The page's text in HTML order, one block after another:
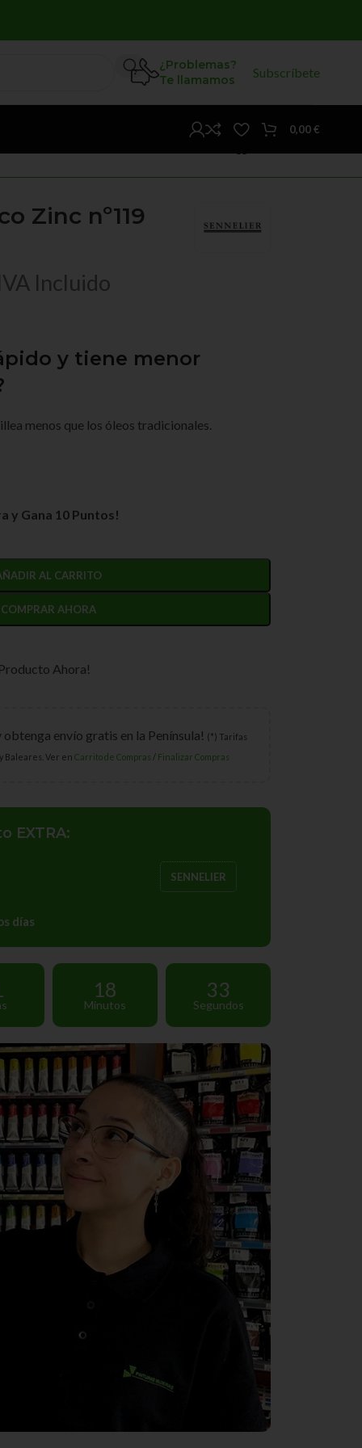
¿Problemas?
Te llamamos
Subscríbete
0,00€
Zinc nº119
Incluido
y tiene menor
menos que los óleos tradicionales.
y Gana 10 Puntos!
AL CARRITO
COMPRAR AHORA
Ahora!
envío gratis en la Península! (*) Tarifas
Baleares. Ver en Carrito de Compras / Finalizar Compras
EXTRA:
días
SENNELIER
18
Minutos
31
Segundos